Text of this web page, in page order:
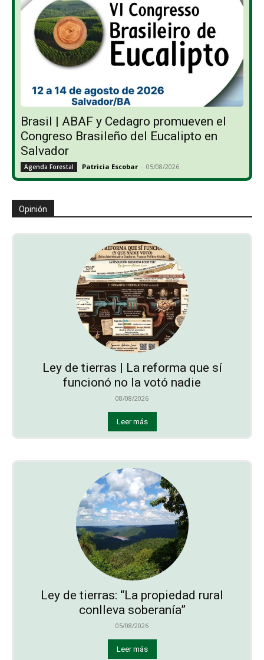
Brasil | ABAF y Cedagro promueven el
Congreso Brasileño del Eucalipto en
Salvador
Agenda Forestal Patricia Escobar - 05/08/2026
Opinión
Ley de tierras | La reforma que sí
funcionó no la votó nadie
08/08/2026
Leer más
Ley de tierras: “La propiedad rural
conlleva soberanía”
05/08/2026
Leer más